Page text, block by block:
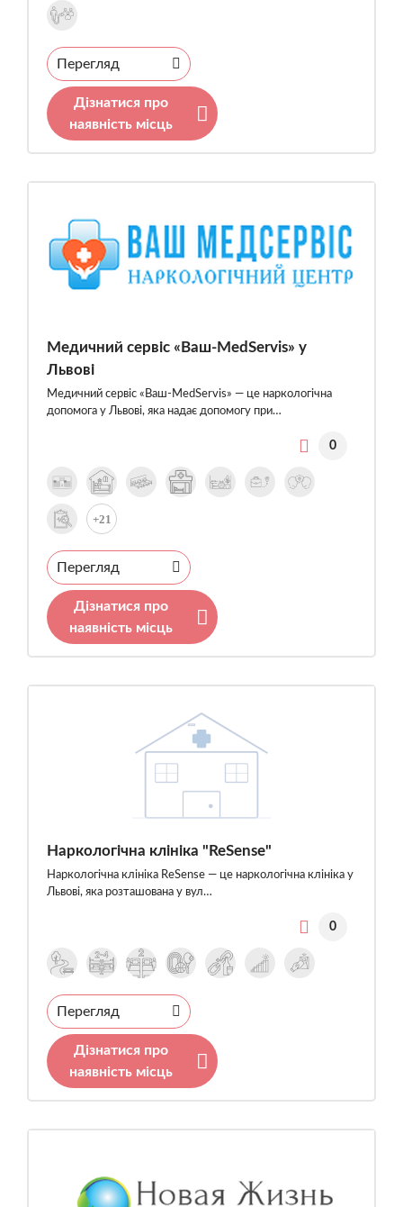
Перегляд
Дізнатися про
наявність місць
Медичний сервіс «Ваш-MedServis» у
Львові
Медичний сервіс «Ваш-MedServis» — це наркологічна
допомога у Львові, яка надає допомогу при…
0
+21
Перегляд
Дізнатися про
наявність місць
Наркологічна клініка "ReSense"
Наркологічна клініка ReSense — це наркологічна клініка у
Львові, яка розташована у вул…
0
Перегляд
Дізнатися про
наявність місць